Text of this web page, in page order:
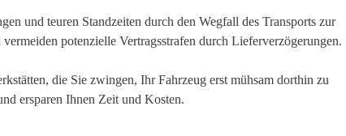
und teuren Standzeiten durch den Wegfall des Transports zur
potenzielle Vertragsstrafen durch Lieferverzögerungen.
die Sie zwingen, Ihr Fahrzeug erst mühsam dorthin zu
ersparen Ihnen Zeit und Kosten.